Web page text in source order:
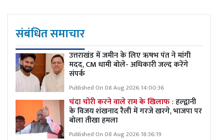
संबंधित समाचार
उत्तराखंड में जमीन के लिए ऋषभ पंत ने मांगी
मदद, CM धामी बोले- अधिकारी जल्द करेंगे
संपर्क
Published On 08 Aug 2026 14:00:36
चंदा चोरी करने वाले राम के खिलाफ :हल्द्वानी
के विजय शंखनाद रैली में गरजे खरगे, भाजपा पर
बोला तीखा हमला
Published On 08 Aug 2026 18:36:19